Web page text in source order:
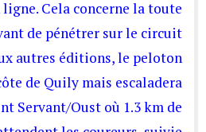
Cela concerne la toute
de pénétrer sur le circuit
autres éditions, le peloton
de Quily mais escaladera
Servant/Oust où 1.3 km de